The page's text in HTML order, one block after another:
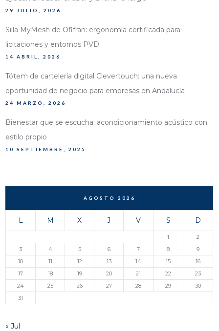
29 JULIO, 2026
Silla MyMesh de Ofifran: ergonomía certificada para
licitaciones y entornos PVD
14 ABRIL, 2026
Tótem de cartelería digital Clevertouch: una nueva
oportunidad de negocio para empresas en Andalucía
24 MARZO, 2026
Bienestar que se escucha: acondicionamiento acústico con
estilo propio
10 SEPTIEMBRE, 2025
AGOSTO 2026
L M X J V S D
1
2
3
4 5 6 7 8
9
10
11 12 13 14 15
16
17
18 19 20 21 22
23
24
25 26 27 28 29
30
31
« Jul